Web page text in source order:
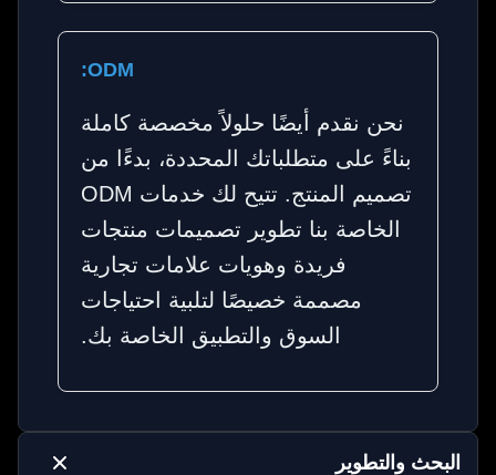
ODM:
نحن نقدم أيضًا حلولاً مخصصة كاملة
بناءً على متطلباتك المحددة، بدءًا من
تصميم المنتج. تتيح لك خدمات ODM
الخاصة بنا تطوير تصميمات منتجات
فريدة وهويات علامات تجارية
مصممة خصيصًا لتلبية احتياجات
السوق والتطبيق الخاصة بك.
البحث والتطوير